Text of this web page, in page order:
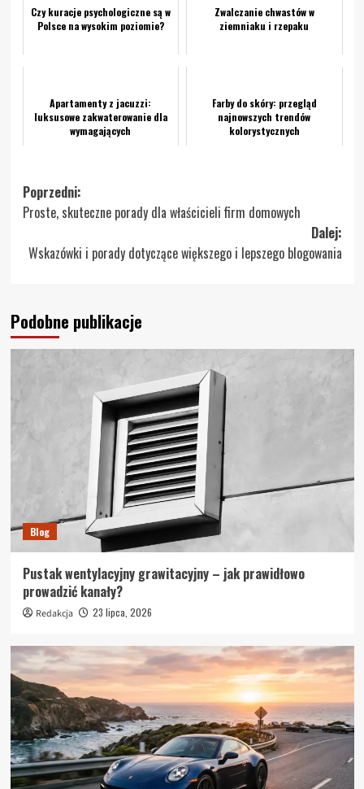
Czy kuracje psychologiczne są w
Polsce na wysokim poziomie?
Zwalczanie chwastów w
ziemniaku i rzepaku
Apartamenty z jacuzzi:
luksusowe zakwaterowanie dla
wymagających
Farby do skóry: przegląd
najnowszych trendów
kolorystycznych
Zobacz
wpisy
Poprzedni:
Proste, skuteczne porady dla właścicieli firm domowych
Dalej:
Wskazówki i porady dotyczące większego i lepszego blogowania
Podobne publikacje
Blog
Pustak wentylacyjny grawitacyjny – jak prawidłowo
prowadzić kanały?
Redakcja 23 lipca, 2026